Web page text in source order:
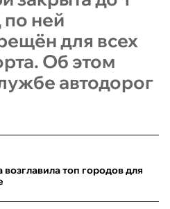
ней
для всех
Об этом
автодорог
топ городов для